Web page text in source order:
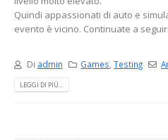
Quindi appassionati di auto e
evento è vicino. Continuate a
Di admin Games ,Testing
LEGGI DI PIÙ...